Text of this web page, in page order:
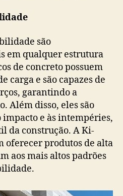
são
em qualquer estrutura
de concreto possuem
carga e são capazes de
garantindo a
Além disso, eles são
impacto e às intempéries,
da construção. A Ki-
oferecer produtos de alta
aos mais altos padrões